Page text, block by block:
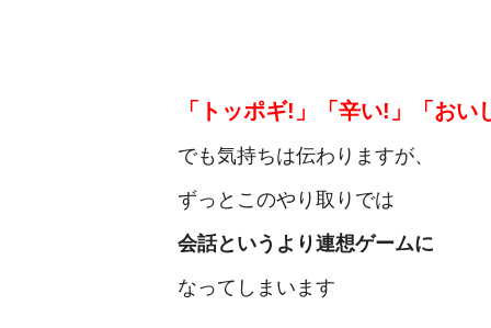
「トッポギ!」「辛い!」「おい
でも気持ちは伝わりますが、
ずっとこのやり取りでは
会話というより連想ゲームに
なってしまいます